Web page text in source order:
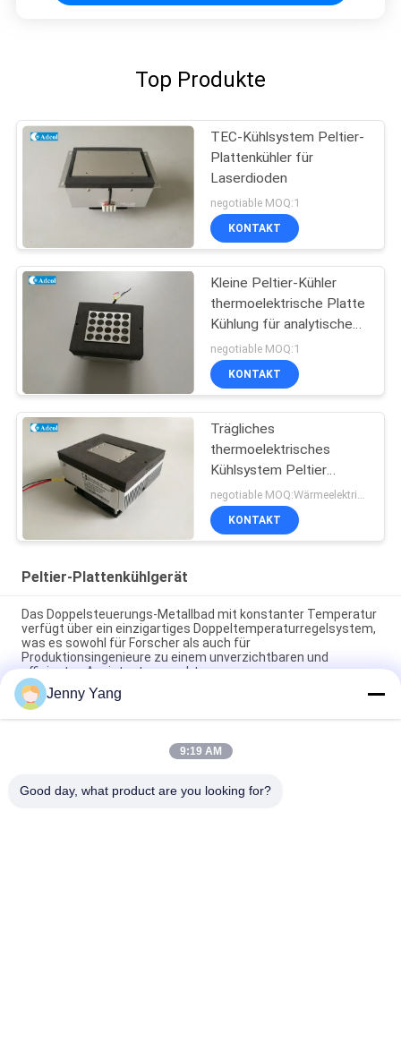
Top Produkte
TEC-Kühlsystem Peltier-
Plattenkühler für
Laserdioden
negotiable MOQ:1
KONTAKT
Kleine Peltier-Kühler
thermoelektrische Platte
Kühlung für analytische
Prüfung
negotiable MOQ:1
KONTAKT
Trägliches
thermoelektrisches
Kühlsystem Peltier
Kaltplattenkühlgerät
KONTAKT
Peltier-Plattenkühlgerät
Das Doppelsteuerungs-Metallbad mit konstanter Temperatur
verfügt über ein einzigartiges Doppeltemperaturregelsystem,
was es sowohl für Forscher als auch für
Produktionsingenieure zu einem unverzichtbaren und
effizienten Assistenten macht.
Peltier Plate Cooler 40W für Industriegeräte Medizinische
Diagnostik und Kühlung von Lebensmitteln und Getränken
80W thermoelektrische Luft-zu-Platte-Kühlermontage mit
Jenny Yang
9:19 AM
Good day, what product are you looking for?